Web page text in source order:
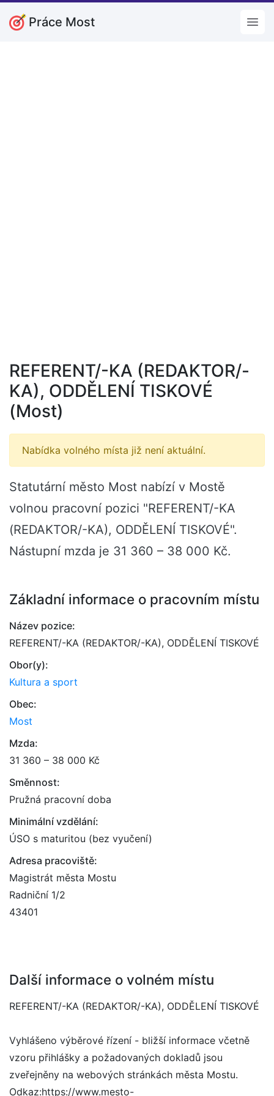
Práce Most
REFERENT/-KA (REDAKTOR/-
KA), ODDĚLENÍ TISKOVÉ
(Most)
Nabídka volného místa již není aktuální.
Statutární město Most nabízí v Mostě
volnou pracovní pozici "REFERENT/-KA
(REDAKTOR/-KA), ODDĚLENÍ TISKOVÉ".
Nástupní mzda je 31 360 – 38 000 Kč.
Základní informace o pracovním místu
Název pozice:
REFERENT/-KA (REDAKTOR/-KA), ODDĚLENÍ TISKOVÉ
Obor(y):
Kultura a sport
Obec:
Most
Mzda:
31 360 – 38 000 Kč
Směnnost:
Pružná pracovní doba
Minimální vzdělání:
ÚSO s maturitou (bez vyučení)
Adresa pracoviště:
Magistrát města Mostu
Radniční 1/2
43401
Další informace o volném místu
REFERENT/-KA (REDAKTOR/-KA), ODDĚLENÍ TISKOVÉ
Vyhlášeno výběrové řízení - bližší informace včetně
vzoru přihlášky a požadovaných dokladů jsou
zveřejněny na webových stránkách města Mostu.
Odkaz:https://www.mesto-